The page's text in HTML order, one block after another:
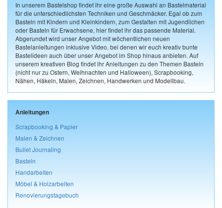
In unserem Bastelshop findet ihr eine große Auswahl an Bastelmaterial
für die unterschiedlichsten Techniken und Geschmäcker. Egal ob zum
Basteln mit Kindern und Kleinkindern, zum Gestalten mit Jugendlichen
oder Basteln für Erwachsene, hier findet ihr das passende Material.
Abgerundet wird unser Angebot mit wöchentlichen neuen
Bastelanleitungen inklusive Video, bei denen wir euch kreativ bunte
Bastelideen auch über unser Angebot im Shop hinaus anbieten. Auf
unserem kreativen Blog findet ihr Anleitungen zu den Themen Basteln
(nicht nur zu Ostern, Weihnachten und Halloween), Scrapbooking,
Nähen, Häkeln, Malen, Zeichnen, Handwerken und Modellbau.
Anleitungen
Scrapbooking & Papier
Malen & Zeichnen
Bullet Journaling
Basteln
Handarbeiten
Möbel & Holzarbeiten
Renovierungstagebuch